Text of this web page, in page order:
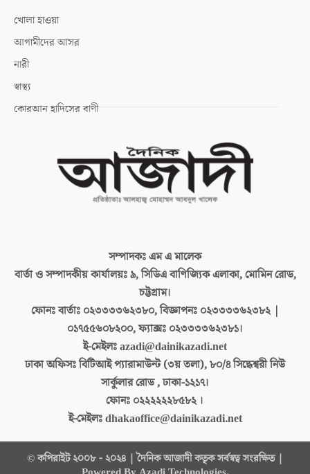
খোলা হাওয়া
আগামীদের আসর
নারী
স্বাস্থ্য
কোরআন হাদিসের বাণী
সম্পাদকঃএম এ মালেক
বার্তা ও সম্পাদকীয় কার্যালয়ঃ৯, সিডিএ বাণিজ্যিক এলাকা, মোমিন রোড,
চট্টগ্রাম।
ফোনঃ বার্তাঃ ০২৩৩৩৩৬২৩৮০, বিজ্ঞাপনঃ ০২৩৩৩৩৬২৩৮২ |
০১৭৫৫৬০৮২০০, ফ্যাক্সঃ ০২৩৩৩৩৬২৩৮১।
ই-মেইলঃazadi@dainikazadi.net
ঢাকা অফিসঃবিটিআই প্যারামাউন্ট (৩য় তলা), ৮০/৪ সিদ্ধেশ্বরী নিউ
সার্কুলার রোড , ঢাকা-১২১৭।
ফোনঃ ০২২২২২২৮৫৮২ ।
ই-মেইলঃdhakaoffice@dainikazadi.net
© কপিরাইট ২০০৮ - ২০২৪ | দৈনিক আজাদী কতৃক সর্বস্বত্ব সংরক্ষিত |